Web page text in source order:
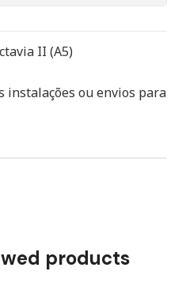
II (A5)
instalações ou envios para
products